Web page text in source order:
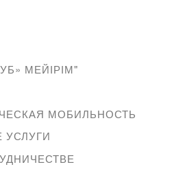
МЕЙІРІМ"
МОБИЛЬНОСТЬ
УСЛУГИ